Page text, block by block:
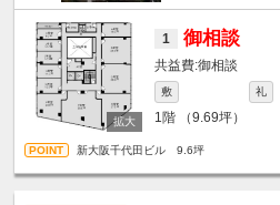
1 御相談
御相談
敷 礼
1階 （9.69坪）
新大阪千代田ビル 9.6坪